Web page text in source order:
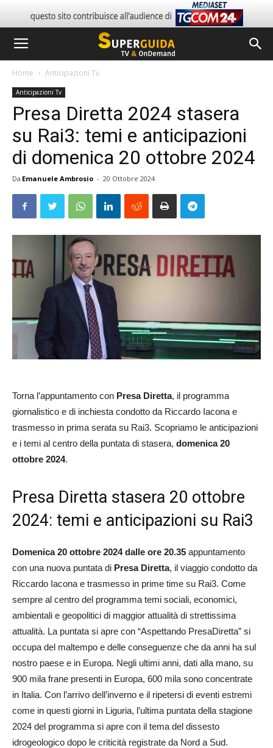
Home Anticipazioni Tv
Anticipazioni Tv
Presa Diretta 2024 stasera
su Rai3: temi e anticipazioni
di domenica 20 ottobre 2024
Da Emanuele Ambrosio - 20 Ottobre 2024
Torna l’appuntamento con Presa Diretta, il programma
giornalistico e di inchiesta condotto da Riccardo Iacona e
trasmesso in prima serata su Rai3. Scopriamo le anticipazioni
e i temi al centro della puntata di stasera, domenica 20
ottobre 2024.
Presa Diretta stasera 20 ottobre
2024: temi e anticipazioni su Rai3
Domenica 20 ottobre 2024 dalle ore 20.35 appuntamento
con una nuova puntata di Presa Diretta, il viaggio condotto da
Riccardo Iacona e trasmesso in prime time su Rai3. Come
sempre al centro del programma temi sociali, economici,
ambientali e geopolitici di maggior attualità di strettissima
attualità. La puntata si apre con “Aspettando PresaDiretta” si
occupa del maltempo e delle conseguenze che da anni ha sul
nostro paese e in Europa. Negli ultimi anni, dati alla mano, su
900 mila frane presenti in Europa, 600 mila sono concentrate
in Italia. Con l’arrivo dell’inverno e il ripetersi di eventi estremi
come in questi giorni in Liguria, l’ultima puntata della stagione
2024 del programma si apre con il tema del dissesto
idrogeologico dopo le criticità registrate da Nord a Sud.